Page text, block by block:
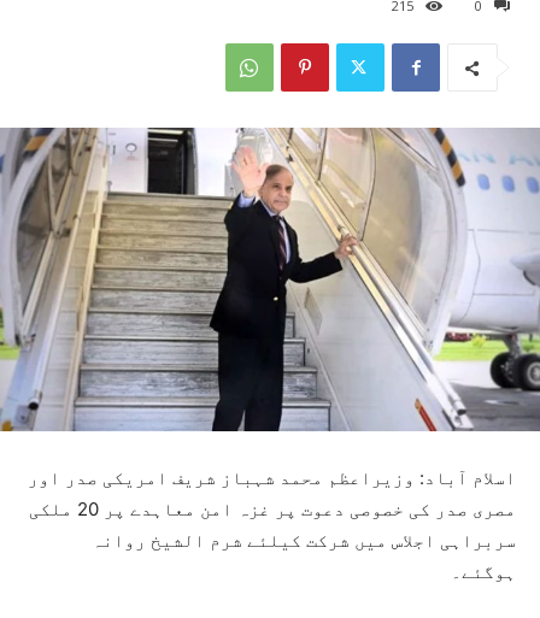
0
215
اسلام آباد: وزیراعظم محمد شہباز شریف امریکی صدر اور
مصری صدر کی خصوصی دعوت پر غزہ امن معاہدے پر 20 ملکی
سربراہی اجلاس میں شرکت کیلئے شرم الشیخ روانہ
ہوگئے۔